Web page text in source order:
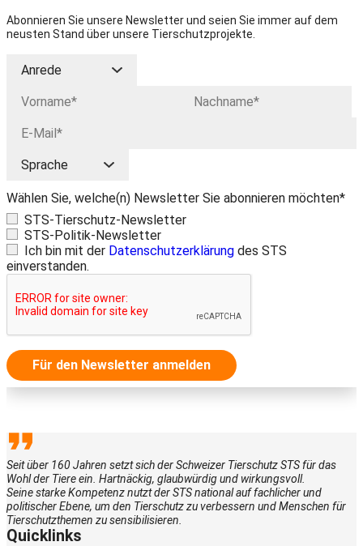
Abonnieren Sie unsere Newsletter und seien Sie immer auf dem
neusten Stand über unsere Tierschutzprojekte.
Wählen Sie, welche(n) Newsletter Sie abonnieren möchten*
STS-Tierschutz-Newsletter
STS-Politik-Newsletter
Ich bin mit der Datenschutzerklärung des STS
einverstanden.
Für den Newsletter anmelden
Seit über 160 Jahren setzt sich der Schweizer Tierschutz STS für das
Wohl der Tiere ein. Hartnäckig, glaubwürdig und wirkungsvoll.
Seine starke Kompetenz nutzt der STS national auf fachlicher und
politischer Ebene, um den Tierschutz zu verbessern und Menschen für
Tierschutzthemen zu sensibilisieren.
Quicklinks